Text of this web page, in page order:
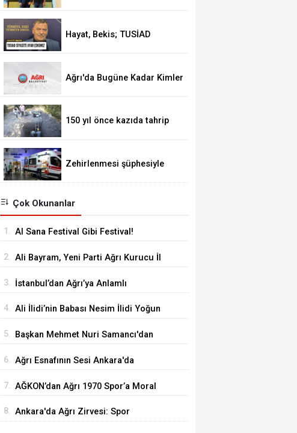
Başlatıyor
Hayat, Bekis; TUSİAD
Ağrı'da Bugüne Kadar Kimler
150 yıl önce kazıda tahrip
Zehirlenmesi şüphesiyle
Çok Okunanlar
1. Al Sana Festival Gibi Festival!
2. Ali Bayram, Yeni Parti Ağrı Kurucu İl
3. İstanbul’dan Ağrı’ya Anlamlı
4. Ali İlidi’nin Babası Nesim İlidi Yoğun
5. Başkan Mehmet Nuri Samancı'dan
6. Ağrı Esnafının Sesi Ankara'da
7. AĞKON’dan Ağrı 1970 Spor’a Moral
8. Ankara'da Ağrı Zirvesi: Spor